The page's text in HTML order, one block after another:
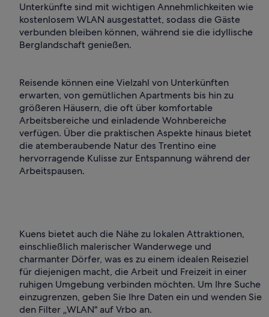
Unterkünfte sind mit wichtigen Annehmlichkeiten wie
kostenlosem WLAN ausgestattet, sodass die Gäste
verbunden bleiben können, während sie die idyllische
Berglandschaft genießen.
Reisende können eine Vielzahl von Unterkünften
erwarten, von gemütlichen Apartments bis hin zu
größeren Häusern, die oft über komfortable
Arbeitsbereiche und einladende Wohnbereiche
verfügen. Über die praktischen Aspekte hinaus bietet
die atemberaubende Natur des Trentino eine
hervorragende Kulisse zur Entspannung während der
Arbeitspausen.
Kuens bietet auch die Nähe zu lokalen Attraktionen,
einschließlich malerischer Wanderwege und
charmanter Dörfer, was es zu einem idealen Reiseziel
für diejenigen macht, die Arbeit und Freizeit in einer
ruhigen Umgebung verbinden möchten. Um Ihre Suche
einzugrenzen, geben Sie Ihre Daten ein und wenden Sie
den Filter „WLAN" auf Vrbo an.